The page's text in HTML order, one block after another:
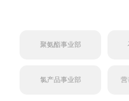
聚氨酯事业部
氯产品事业部
营